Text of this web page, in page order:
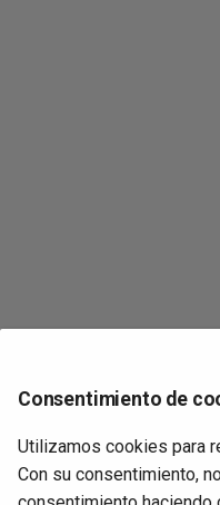
Anterior
Consentimiento de
Utilizamos cookies para
Con su consentimiento,